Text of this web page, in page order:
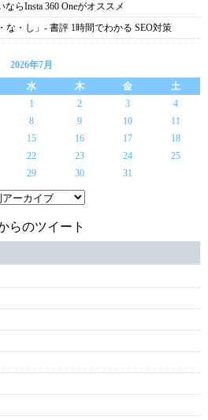
らInsta 360 Oneがオススメ
な・し」- 書評 1時間でわかる SEO対策
2026年7月
水 木 金
土
1
2 3
4
8 9 10
11
15 16 17
18
22 23 24
25
29 30 31
らのツイート